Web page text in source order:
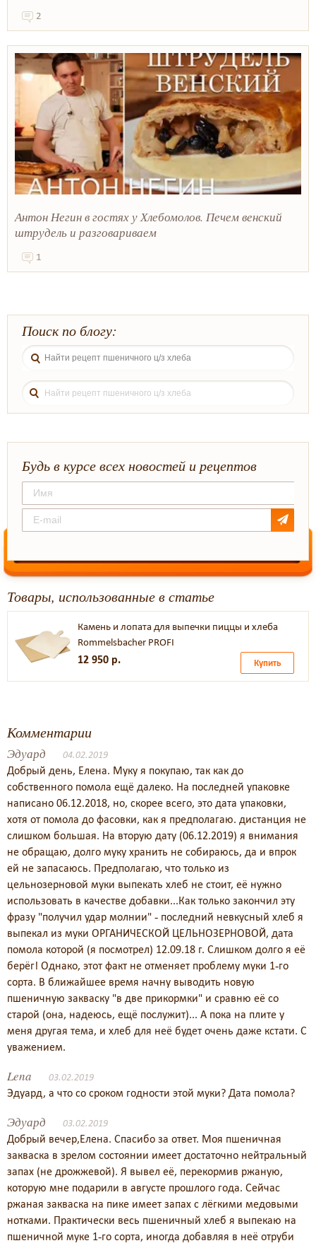
2
Антон Негин в гостях у Хлебомолов. Печем венский
штрудель и разговариваем
1
Поиск по блогу:
Будь в курсе всех новостей и рецептов
Товары, использованные в статье
Камень и лопата для выпечки пиццы и хлеба
Rommelsbacher PROFI
12 950 р. Купить
Комментарии
Эдуард 04.02.2019
Добрый день, Елена. Муку я покупаю, так как до
собственного помола ещё далеко. На последней упаковке
написано 06.12.2018, но, скорее всего, это дата упаковки,
хотя от помола до фасовки, как я предполагаю. дистанция не
слишком большая. На вторую дату (06.12.2019) я внимания
не обращаю, долго муку хранить не собираюсь, да и впрок
ей не запасаюсь. Предполагаю, что только из
цельнозерновой муки выпекать хлеб не стоит, её нужно
использовать в качестве добавки...Как только закончил эту
фразу "получил удар молнии" - последний невкусный хлеб я
выпекал из муки ОРГАНИЧЕСКОЙ ЦЕЛЬНОЗЕРНОВОЙ, дата
помола которой (я посмотрел) 12.09.18 г. Слишком долго я её
берёг! Однако, этот факт не отменяет проблему муки 1-го
сорта. В ближайшее время начну выводить новую
пшеничную закваску "в две прикормки" и сравню её со
старой (она, надеюсь, ещё послужит)... А пока на плите у
меня другая тема, и хлеб для неё будет очень даже кстати. С
уважением.
Lena 03.02.2019
Эдуард, а что со сроком годности этой муки? Дата помола?
Эдуард 03.02.2019
Добрый вечер,Елена. Спасибо за ответ. Моя пшеничная
закваска в зрелом состоянии имеет достаточно нейтральный
запах (не дрожжевой). Я вывел её, перекормив ржаную,
которую мне подарили в августе прошлого года. Сейчас
ржаная закваска на пике имеет запах с лёгкими медовыми
нотками. Практически весь пшеничный хлеб я выпекаю на
пшеничной муке 1-го сорта, иногда добавляя в неё отруби